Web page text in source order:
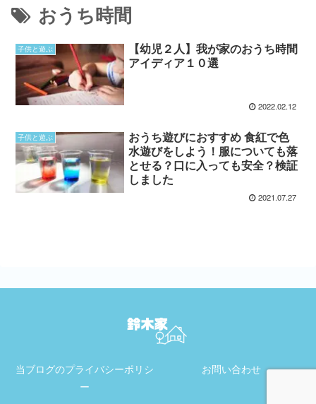
おうち時間
子供と遊ぶ
【幼児２人】我が家のおうち時間
アイディア１０選
2022.02.12
子供と遊ぶ
おうち遊びにおすすめ 食紅で色
水遊びをしよう！服についても落
とせる？口に入っても安全？検証
しました
2021.07.27
当ブログのプライバシーポリシ
ー
お問い合わせ